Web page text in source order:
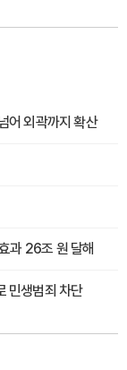
어 외곽까지 확산
과 26조 원 달해
민생범죄 차단